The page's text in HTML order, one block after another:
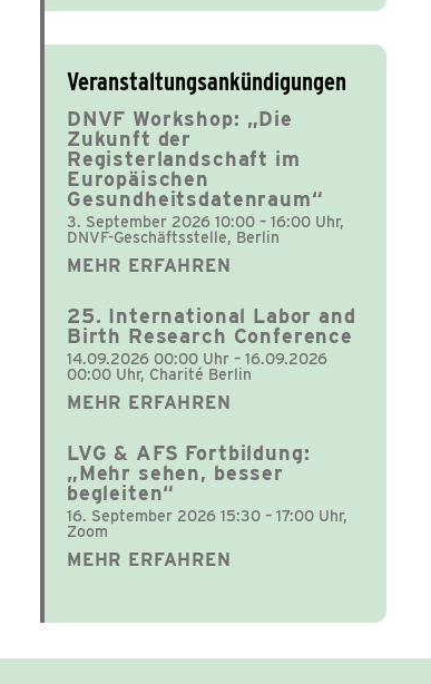
Veranstaltungsankündigungen
DNVF Workshop: „Die
Zukunft der
Registerlandschaft im
Europäischen
Gesundheitsdatenraum“
3. September 2026 10:00 – 16:00 Uhr,
DNVF-Geschäftsstelle, Berlin
MEHR ERFAHREN
25. International Labor and
Birth Research Conference
14.09.2026 00:00 Uhr – 16.09.2026
00:00 Uhr, Charité Berlin
MEHR ERFAHREN
LVG & AFS Fortbildung:
„Mehr sehen, besser
begleiten“
16. September 2026 15:30 – 17:00 Uhr,
Zoom
MEHR ERFAHREN